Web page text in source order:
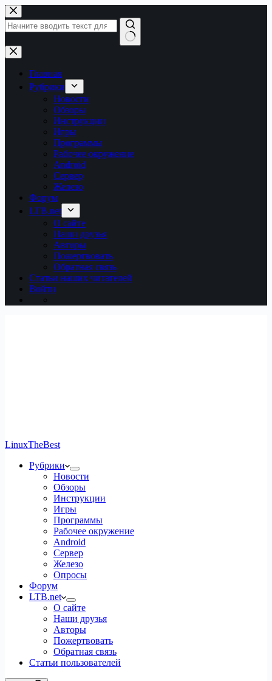
Перейти
к
сути
Ничего
не
найденоГлавная
Рубрики
Новости
Обзоры
Инструкции
Игры
Программы
Рабочее окружение
Android
Сервер
Железо
Форум
LTB.net
О сайте
Наши друзья
Авторы
Пожертвовать
Обратная связь
Статьи наших читателей
Войти
LinuxTheBest
Рубрики
Новости
Обзоры
Инструкции
Игры
Программы
Рабочее окружение
Android
Сервер
Железо
Опросы
Форум
LTB.net
О сайте
Наши друзья
Авторы
Пожертвовать
Обратная связь
Статьи пользователей